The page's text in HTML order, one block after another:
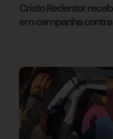
Cristo Redentor
em campanha